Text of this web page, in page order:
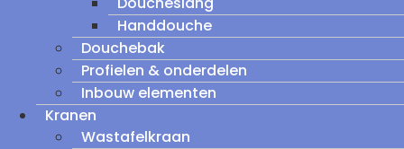
Handdouche
Douchebak
Profielen & onderdelen
Inbouw elementen
Kranen
Wastafelkraan